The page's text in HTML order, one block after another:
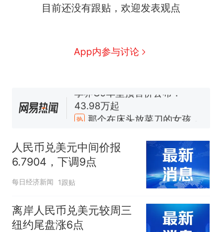
目前还没有跟贴，欢迎发表观点
App内参与讨论
官方通报
已叫停招聘，成立调查组全面
核查
台风"白海豚"中心附近最大风
热
那个在床头放菜刀的女孩，
因老师一句“跟我回家”改写了
人民币兑美元中间价报
6.7904，下调9点
每日经济新闻 1跟贴
离岸人民币兑美元较周三
纽约尾盘涨6点